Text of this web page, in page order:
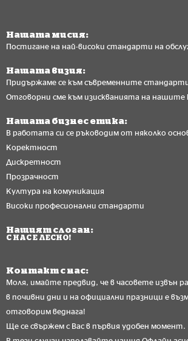
Нашата мисия:
Постигане на най-високи стандарти на
Нашата визия:
Придържаме се към съвременните
Отговорни сме към изискванията на нашите
Нашата бизнес етика:
В работата си се ръководим от няколко
Коректност
Дискретност
Прозрачност
Култура на комуникация
Високи професионални стандарти
Нашият слоган:
С НАС Е ЛЕСНО!
Контакт с нас:
Моля, имайте предвид, че в часовете извън
в почивни дни и на официални празници е
отговорим веднага!
Ще се свържем с Вас в първия удобен момент.